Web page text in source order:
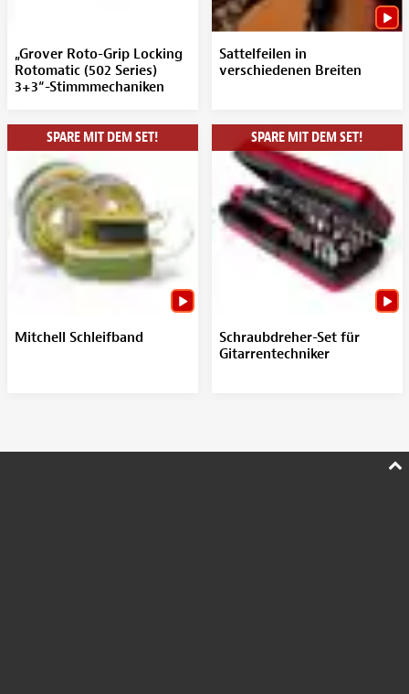
„Grover Roto-Grip Locking
Rotomatic (502 Series)
3+3“-Stimmmechaniken
Sattelfeilen in
verschiedenen Breiten
SPARE MIT DEM SET!
Mitchell Schleifband
SPARE MIT DEM SET!
Schraubdreher-Set für
Gitarrentechniker